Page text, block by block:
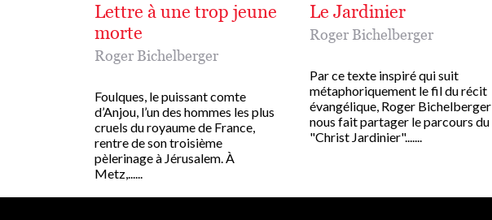
Lettre à une trop jeune
morte
Roger Bichelberger
Foulques, le puissant comte
d’Anjou, l’un des hommes les plus
cruels du royaume de France,
rentre de son troisième
pèlerinage à Jérusalem. À
Metz,......
Le Jardinier
Roger Bichelberger
Par ce texte inspiré qui suit
métaphoriquement le fil du récit
évangélique, Roger Bichelberger
nous fait partager le parcours du
"Christ Jardinier".......